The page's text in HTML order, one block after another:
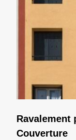
Ravalement
Couverture